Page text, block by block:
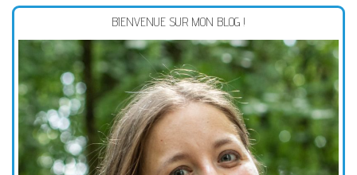
BIENVENUE SUR MON BLOG !